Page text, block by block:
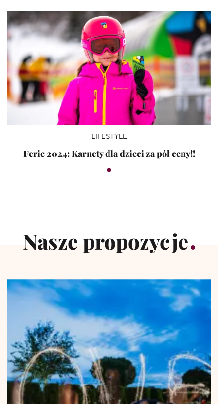
LIFESTYLE
Ferie 2024: Karnety dla dzieci za pół ceny!!
Nasze propozycje